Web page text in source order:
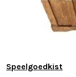
Speelgoedkist